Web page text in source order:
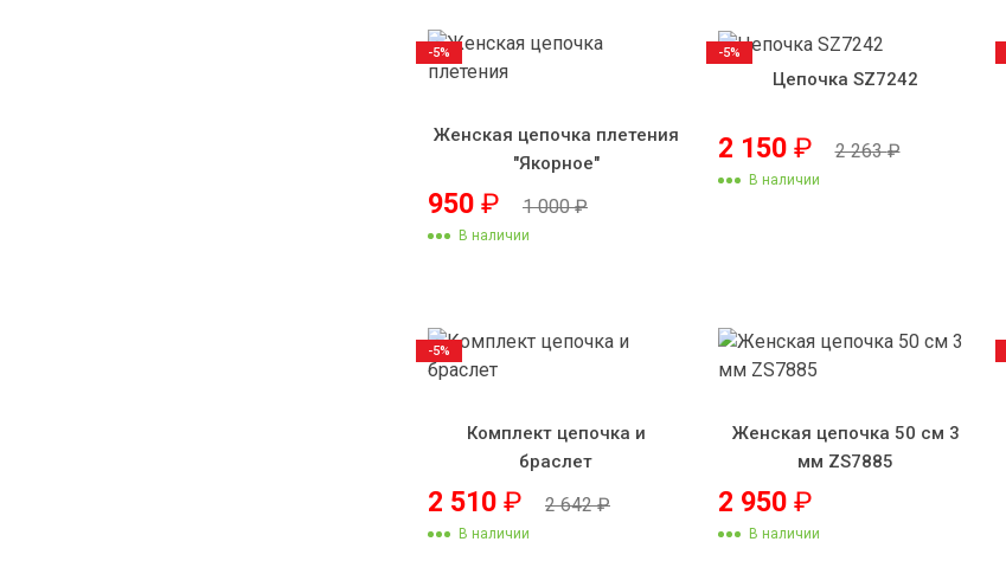
Женская цепочка плетения
"Якорное"
950 ₽ 1 000₽
В наличии
-5%
Цепочка SZ7242
2 150 ₽ 2 263₽
В наличии
-5%
Комплект цепочка и
браслет
2 510 ₽ 2 642₽
В наличии
-5%
Женская цепочка 50 см 3
мм ZS7885
2 950 ₽
В наличии